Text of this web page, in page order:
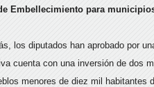
Embellecimiento para
los diputados han aprobado por
cuenta con una inversión de dos
menores de diez mil habitantes